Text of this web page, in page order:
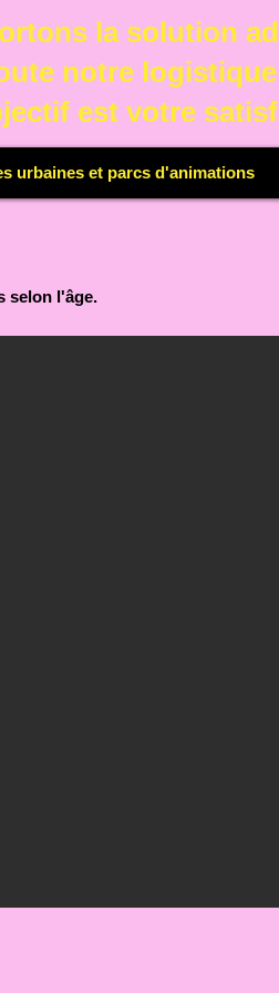
la solution
notre
est votre
selon l'âge.
urbaines et parcs d'animations